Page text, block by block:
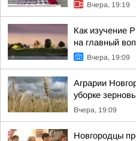
Вчера, 19:19
Как изучение
на главный
Вчера, 19:09
Аграрии
уборке
Вчера, 19:09
Новгородцы